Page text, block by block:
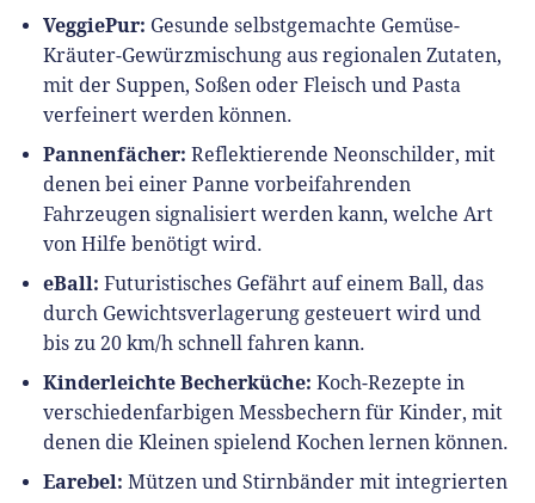
VeggiePur: Gesunde selbstgemachte Gemüse-
Kräuter-Gewürzmischung aus regionalen Zutaten,
mit der Suppen, Soßen oder Fleisch und Pasta
verfeinert werden können.
Pannenfächer: Reflektierende Neonschilder, mit
denen bei einer Panne vorbeifahrenden
Fahrzeugen signalisiert werden kann, welche Art
von Hilfe benötigt wird.
eBall: Futuristisches Gefährt auf einem Ball, das
durch Gewichtsverlagerung gesteuert wird und
bis zu 20 km/h schnell fahren kann.
Kinderleichte Becherküche: Koch-Rezepte in
verschiedenfarbigen Messbechern für Kinder, mit
denen die Kleinen spielend Kochen lernen können.
Earebel: Mützen und Stirnbänder mit integrierten